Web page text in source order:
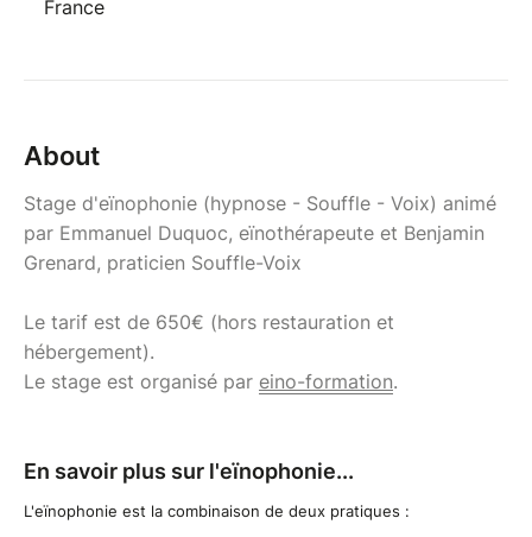
France
About
Stage d'eïnophonie (hypnose - Souffle - Voix) animé
par Emmanuel Duquoc, eïnothérapeute et Benjamin
Grenard, praticien Souffle-Voix
Le tarif est de 650€ (hors restauration et
hébergement).
Le stage est organisé par eino-formation.
En savoir plus sur l'eïnophonie...
L'eïnophonie est la combinaison de deux pratiques :